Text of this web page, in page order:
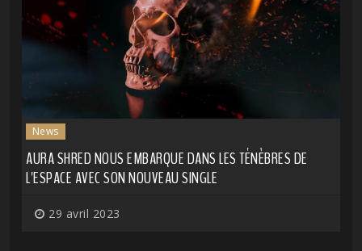
News
AURA SHRED NOUS EMBARQUE DANS LES TÉNÈBRES DE
L'ESPACE AVEC SON NOUVEAU SINGLE
29 avril 2023